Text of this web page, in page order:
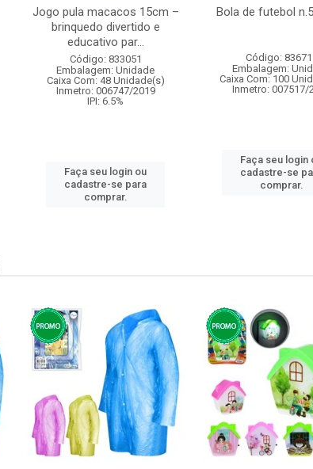
Jogo pula macacos 15cm –
brinquedo divertido e
educativo par...
Código: 833051
Embalagem: Unidade
Caixa Com: 48 Unidade(s)
Inmetro: 006747/2019
IPI: 6.5%
Faça seu login ou
cadastre-se para
comprar.
Bola de futebol
Código:
Embalagem:
Caixa Com: 100
Inmetro: 007517/
Faça seu login
cadastre-se
comprar.